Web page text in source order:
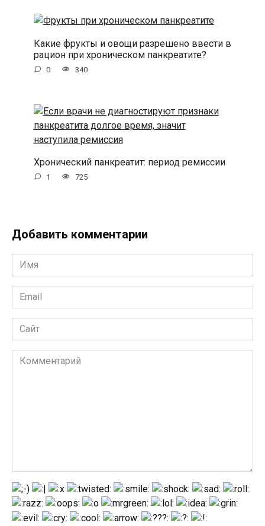
Какие фрукты и овощи разрешено ввести в
рацион при хроническом панкреатите?
0 340
Хронический панкреатит: период ремиссии
1 725
Добавить комментарии
Имя
*
Email
*
Сайт
Комментарий